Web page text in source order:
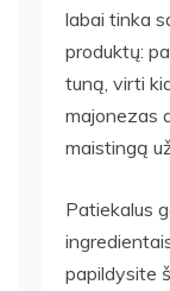
labai tinka
produktų:
tuną, virti
majonezas
maistingą
Patiekalus
papildysite